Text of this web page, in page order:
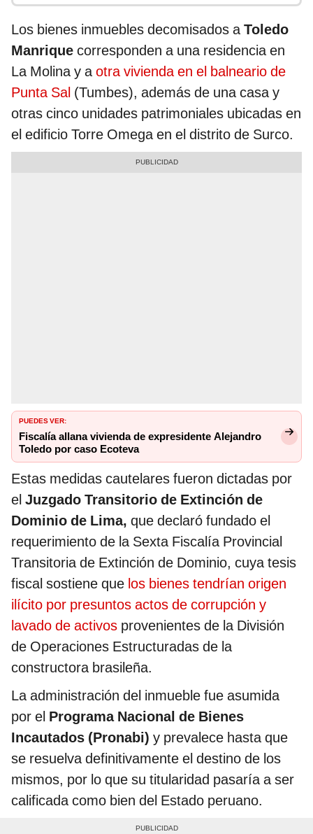
Los bienes inmuebles decomisados aToledo
Manrique corresponden a una residencia en
La Molina y aotra vivienda en el balneario de
Punta Sal (Tumbes), además de una casa y
otras cinco unidades patrimoniales ubicadas en
el edificio Torre Omega en el distrito de Surco.
PUEDES VER:
Fiscalía allana vivienda de expresidente Alejandro
Toledo por caso Ecoteva
Estas medidas cautelares fueron dictadas por
el Juzgado Transitorio de Extinción de
Dominio de Lima, que declaró fundado el
requerimiento de la Sexta Fiscalía Provincial
Transitoria de Extinción de Dominio, cuya tesis
fiscal sostiene que los bienes tendrían origen
ilícito por presuntos actos de corrupción y
lavado de activos provenientes de la División
de Operaciones Estructuradas de la
constructora brasileña.
La administración del inmueble fue asumida
por el Programa Nacional de Bienes
Incautados (Pronabi) y prevalece hasta que
se resuelva definitivamente el destino de los
mismos, por lo que su titularidad pasaría a ser
calificada como bien del Estado peruano.